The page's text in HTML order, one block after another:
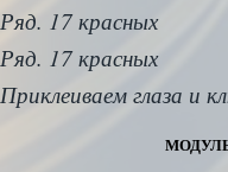
Ряд. 17 красных
Ряд. 17 красных
Приклеиваем глаза и